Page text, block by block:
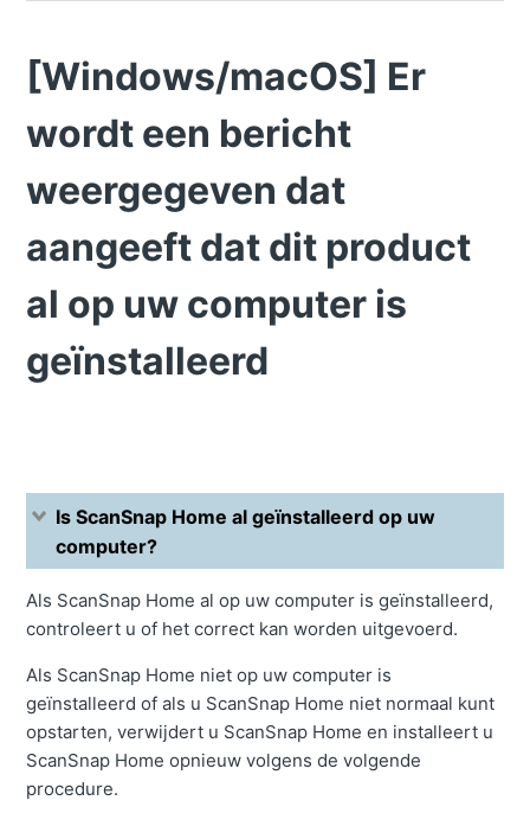
[Windows/macOS] Er
wordt een bericht
weergegeven dat
aangeeft dat dit product
al op uw computer is
geïnstalleerd
Is ScanSnap Home al geïnstalleerd op uw
computer?
Als ScanSnap Home al op uw computer is geïnstalleerd,
controleert u of het correct kan worden uitgevoerd.
Als ScanSnap Home niet op uw computer is
geïnstalleerd of als u ScanSnap Home niet normaal kunt
opstarten, verwijdert u ScanSnap Home en installeert u
ScanSnap Home opnieuw volgens de volgende
procedure.